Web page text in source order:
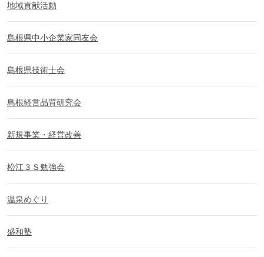
地域貢献活動
島根県中小企業家同友会
島根県技術士会
島根経営品質研究会
新規事業・経営改善
松江３Ｓ勉強会
温泉めぐり
盛和塾